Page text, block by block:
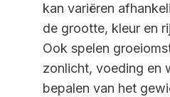
kan variëren
de grootte, kleur en
Ook spelen
zonlicht, voeding en
bepalen van het